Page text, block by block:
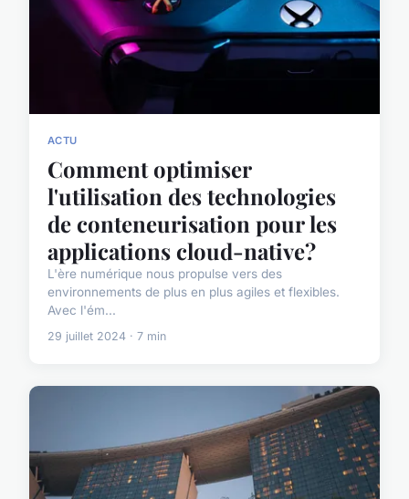
ACTU
Comment optimiser
l'utilisation des technologies
de conteneurisation pour les
applications cloud-native?
L'ère numérique nous propulse vers des
environnements de plus en plus agiles et flexibles.
Avec l'ém...
29 juillet 2024 · 7 min